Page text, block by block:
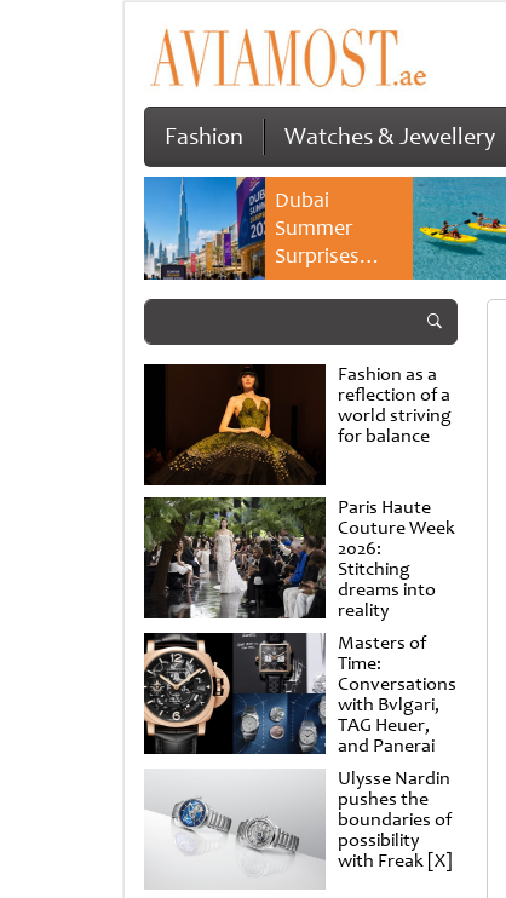
Fashion Watches & Jewellery
Dubai
Summer
Surprises
2026 returns
savings and
family
experiences
Fashion as a
reflection of a
world striving
for balance
Paris Haute
Couture Week
2026:
Stitching
dreams into
reality
Masters of
Time:
Conversations
with Bvlgari,
TAG Heuer,
and Panerai
Ulysse Nardin
pushes the
boundaries of
possibility
with Freak [X]